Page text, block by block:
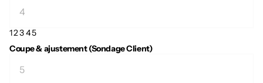
12345
Coupe & ajustement (Sondage Client)